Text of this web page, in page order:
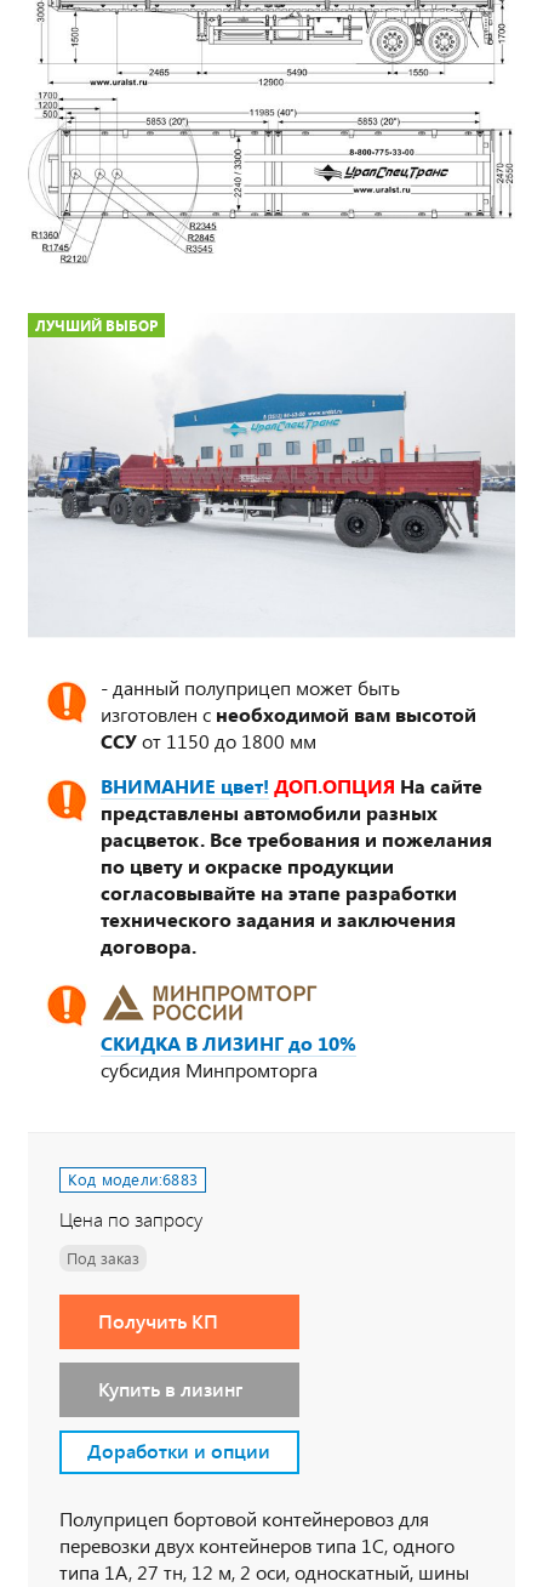
ЛУЧШИЙ ВЫБОР
- данный полуприцеп может быть
изготовлен с необходимой вам высотой
ССУот 1150 до 1800 мм
ВНИМАНИЕ цвет! ДОП.ОПЦИЯ На сайте
представлены автомобили разных
расцветок. Все требования и пожелания
по цвету и окраске продукции
согласовывайте на этапе разработки
технического задания и заключения
договора.
СКИДКА В ЛИЗИНГ до 10%
субсидия Минпромторга
Код модели:6883
Цена по запросу
Под заказ
Получить КП
Купить в лизинг
Доработки и опции
Полуприцеп бортовой контейнеровоз для
перевозки двух контейнеров типа 1С, одного
типа 1А, 27 тн, 12 м, 2 оси, односкатный, шины